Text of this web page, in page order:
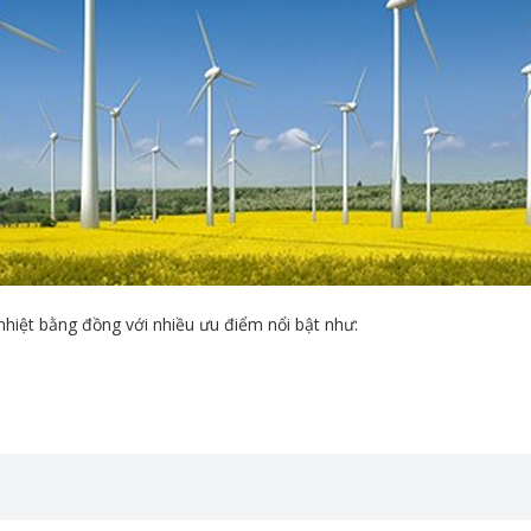
bằng đồng với nhiều ưu điểm nổi bật như: